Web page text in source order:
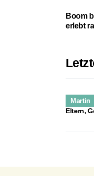
Boom
erlebt
Martin
Eltern,